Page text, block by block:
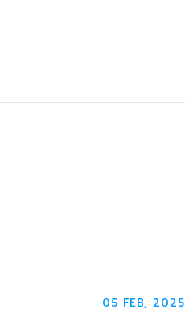
05 FEB, 2025